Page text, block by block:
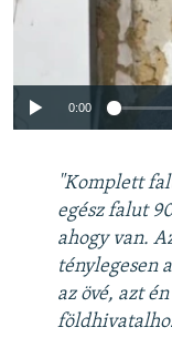
Auto
0:00
"Komplett
egész falut
ahogy van.
ténylegesen
az övé, azt